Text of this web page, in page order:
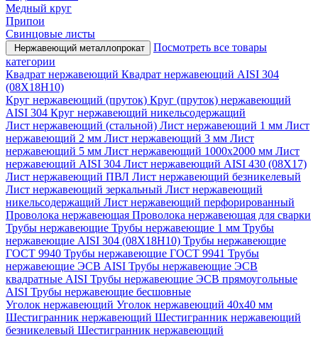
Медный круг
Припои
Свинцовые листы
Нержавеющий металлопрокат
Посмотреть все товары
категории
Квадрат нержавеющий Квадрат нержавеющий AISI 304
(08Х18Н10)
Круг нержавеющий (пруток) Круг (пруток) нержавеющий
AISI 304 Круг нержавеющий никельсодержащий
Лист нержавеющий (стальной) Лист нержавеющий 1 мм Лист
нержавеющий 2 мм Лист нержавеющий 3 мм Лист
нержавеющий 5 мм Лист нержавеющий 1000х2000 мм Лист
нержавеющий AISI 304 Лист нержавеющий AISI 430 (08Х17)
Лист нержавеющий ПВЛ Лист нержавеющий безникелевый
Лист нержавеющий зеркальный Лист нержавеющий
никельсодержащий Лист нержавеющий перфорированный
Проволока нержавеющая Проволока нержавеющая для сварки
Трубы нержавеющие Трубы нержавеющие 1 мм Трубы
нержавеющие AISI 304 (08Х18Н10) Трубы нержавеющие
ГОСТ 9940 Трубы нержавеющие ГОСТ 9941 Трубы
нержавеющие ЭСВ AISI Трубы нержавеющие ЭСВ
квадратные AISI Трубы нержавеющие ЭСВ прямоугольные
AISI Трубы нержавеющие бесшовные
Уголок нержавеющий Уголок нержавеющий 40x40 мм
Шестигранник нержавеющий Шестигранник нержавеющий
безникелевый Шестигранник нержавеющий